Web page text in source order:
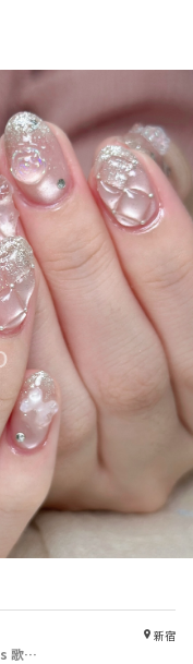
Queen`s beauty salon Queen`s 歌舞伎町店
新宿